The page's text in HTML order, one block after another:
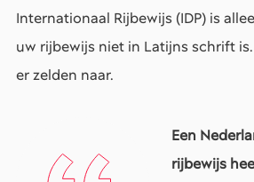
Internationaal Rijbewijs (IDP) is
uw rijbewijs niet in Latijns schrift
er zelden naar.
Een
rijbewijs